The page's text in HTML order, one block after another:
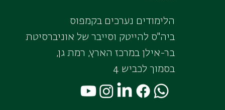
הלימודים נערכים בקמפוס
ביה"ס להייטק וסייבר של אוניברסיטת
בר-אילן במרכז הארץ, רמת גן,
בסמוך לכביש 4